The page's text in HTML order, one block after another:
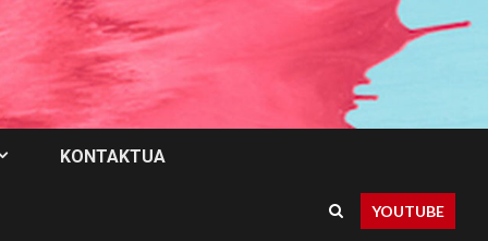
KONTAKTUA
YOUTUBE